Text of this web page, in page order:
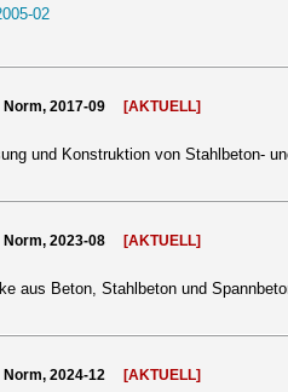
02
Norm, 2017-09 [AKTUELL]
und Konstruktion von Stahlbeton-
Norm, 2023-08 [AKTUELL]
aus Beton, Stahlbeton und
Norm, 2024-12 [AKTUELL]